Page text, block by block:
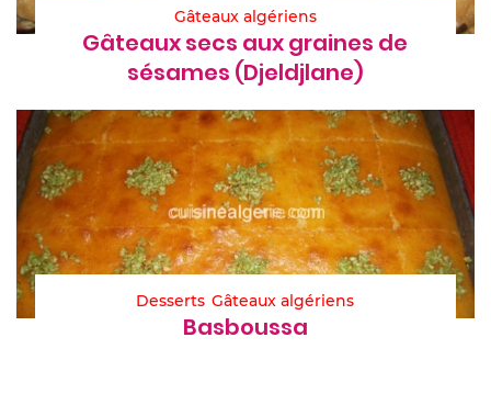
Gâteaux algériens
Gâteaux secs aux graines de
sésames (Djeldjlane)
Desserts Gâteaux algériens
Basboussa